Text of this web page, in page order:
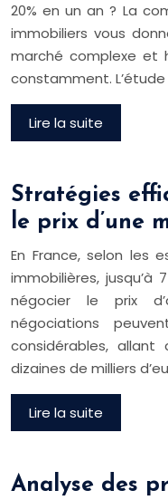
20% en un an ? La
immobiliers vous
marché complexe et
constamment.
Lire la suite
Stratégies
le prix d’une
En France, selon les
immobilières, jusqu’à
négocier le prix
négociations
considérables, allant
dizaines de milliers
Lire la suite
Analyse des